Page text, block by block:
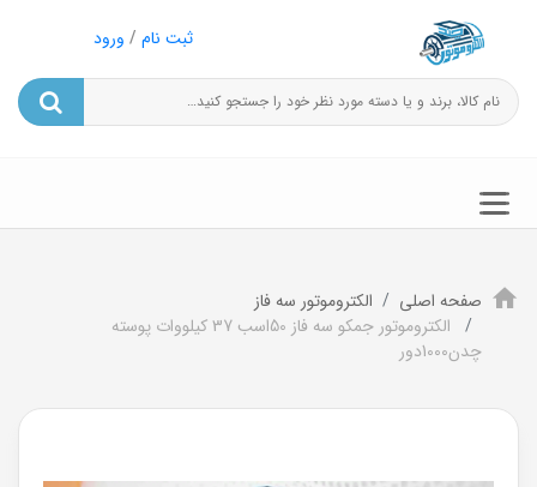
ثبت نام / ورود
صفحه اصلی
الکتروموتور سه فاز
الکتروموتور جمکو سه فاز 50اسب 37 کیلووات پوسته
چدن1000دور